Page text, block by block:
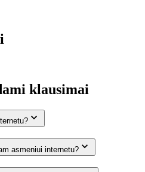
klausimai
asmeniui internetu?